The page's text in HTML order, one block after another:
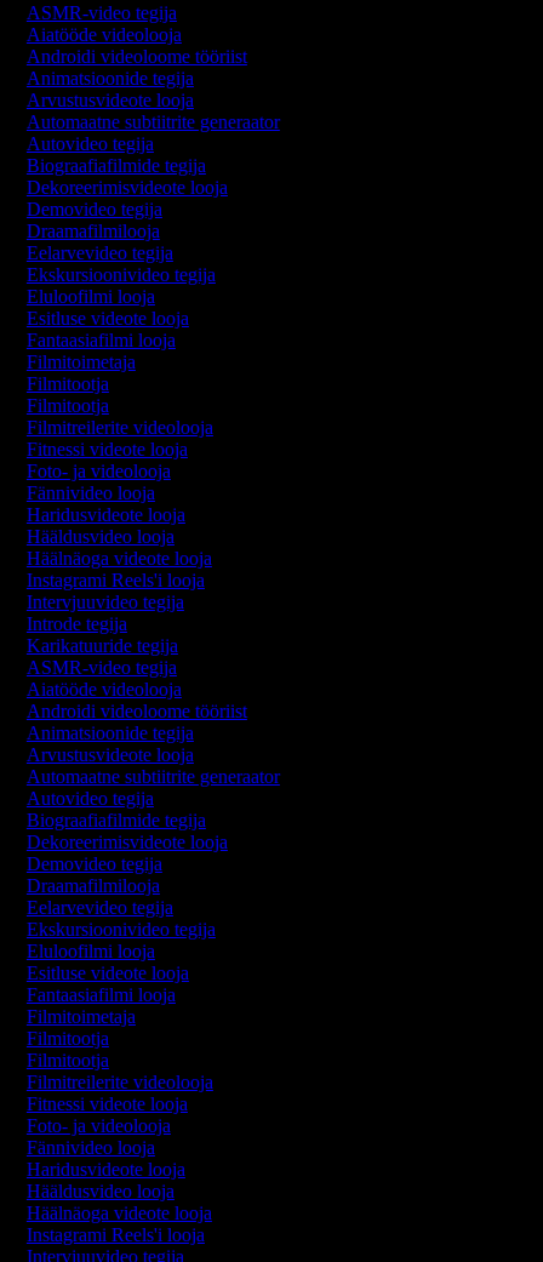
ASMR-video tegija
Aiatööde videolooja
Androidi videoloome tööriist
Animatsioonide tegija
Arvustusvideote looja
Automaatne subtiitrite generaator
Autovideo tegija
Biograafiafilmide tegija
Dekoreerimisvideote looja
Demovideo tegija
Draamafilmilooja
Eelarvevideo tegija
Ekskursioonivideo tegija
Eluloofilmi looja
Esitluse videote looja
Fantaasiafilmi looja
Filmitoimetaja
Filmitootja
Filmitootja
Filmitreilerite videolooja
Fitnessi videote looja
Foto- ja videolooja
Fännivideo looja
Haridusvideote looja
Hääldusvideo looja
Häälnäoga videote looja
Instagrami Reels'i looja
Intervjuuvideo tegija
Introde tegija
Karikatuuride tegija
ASMR-video tegija
Aiatööde videolooja
Androidi videoloome tööriist
Animatsioonide tegija
Arvustusvideote looja
Automaatne subtiitrite generaator
Autovideo tegija
Biograafiafilmide tegija
Dekoreerimisvideote looja
Demovideo tegija
Draamafilmilooja
Eelarvevideo tegija
Ekskursioonivideo tegija
Eluloofilmi looja
Esitluse videote looja
Fantaasiafilmi looja
Filmitoimetaja
Filmitootja
Filmitootja
Filmitreilerite videolooja
Fitnessi videote looja
Foto- ja videolooja
Fännivideo looja
Haridusvideote looja
Hääldusvideo looja
Häälnäoga videote looja
Instagrami Reels'i looja
Intervjuuvideo tegija